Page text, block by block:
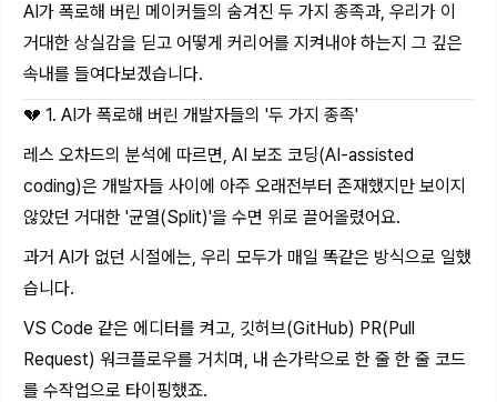
AI가 폭로해 버린 메이커들의 숨겨진 두 가지 종족과, 우리가 이
거대한 상실감을 딛고 어떻게 커리어를 지켜내야 하는지 그 깊은
속내를 들여다보겠습니다.
💔 1. AI가 폭로해 버린 개발자들의 '두 가지 종족'
레스 오차드의 분석에 따르면, AI 보조 코딩(AI-assisted
coding)은 개발자들 사이에 아주 오래전부터 존재했지만 보이지
않았던 거대한 '균열(Split)'을 수면 위로 끌어올렸어요.
과거 AI가 없던 시절에는, 우리 모두가 매일 똑같은 방식으로 일했
습니다.
VS Code 같은 에디터를 켜고, 깃허브(GitHub) PR(Pull
Request) 워크플로우를 거치며, 내 손가락으로 한 줄 한 줄 코드
를 수작업으로 타이핑했죠.